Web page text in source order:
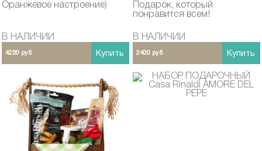
Оранжевое настроение)
В НАЛИЧИИ
4250 руб Купить
Подарок, который
понравится всем!
В НАЛИЧИИ
2400 руб Купить